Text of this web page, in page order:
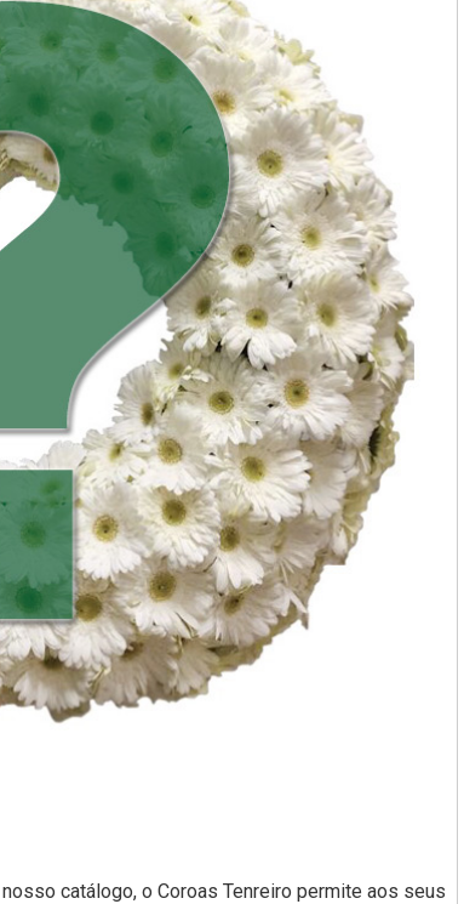
catálogo, o Coroas Tenreiro permite aos seus